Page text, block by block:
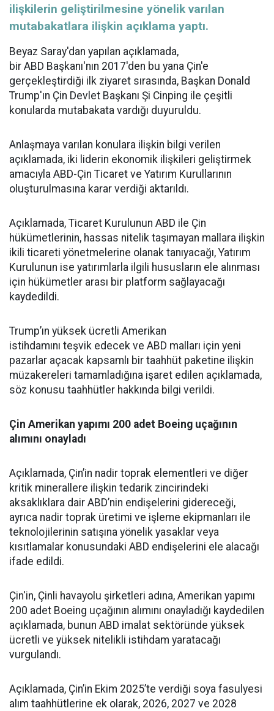
ilişkilerin geliştirilmesine yönelik varılan
mutabakatlara ilişkin açıklama yaptı.
Beyaz Saray'dan yapılan açıklamada,
bir ABD Başkanı'nın 2017'den bu yana Çin'e
gerçekleştirdiği ilk ziyaret sırasında, Başkan Donald
Trump'ın Çin Devlet Başkanı Şi Cinping ile çeşitli
konularda mutabakata vardığı duyuruldu.
Anlaşmaya varılan konulara ilişkin bilgi verilen
açıklamada, iki liderin ekonomik ilişkileri geliştirmek
amacıyla ABD-Çin Ticaret ve Yatırım Kurullarının
oluşturulmasına karar verdiği aktarıldı.
Açıklamada, Ticaret Kurulunun ABD ile Çin
hükümetlerinin, hassas nitelik taşımayan mallara ilişkin
ikili ticareti yönetmelerine olanak tanıyacağı, Yatırım
Kurulunun ise yatırımlarla ilgili hususların ele alınması
için hükümetler arası bir platform sağlayacağı
kaydedildi.
Trump’ın yüksek ücretli Amerikan
istihdamını teşvik edecek ve ABD malları için yeni
pazarlar açacak kapsamlı bir taahhüt paketine ilişkin
müzakereleri tamamladığına işaret edilen açıklamada,
söz konusu taahhütler hakkında bilgi verildi.
Çin Amerikan yapımı 200 adet Boeing uçağının
alımını onayladı
Açıklamada, Çin’in nadir toprak elementleri ve diğer
kritik minerallere ilişkin tedarik zincirindeki
aksaklıklara dair ABD’nin endişelerini gidereceği,
ayrıca nadir toprak üretimi ve işleme ekipmanları ile
teknolojilerinin satışına yönelik yasaklar veya
kısıtlamalar konusundaki ABD endişelerini ele alacağı
ifade edildi.
Çin'in, Çinli havayolu şirketleri adına, Amerikan yapımı
200 adet Boeing uçağının alımını onayladığı kaydedilen
açıklamada, bunun ABD imalat sektöründe yüksek
ücretli ve yüksek nitelikli istihdam yaratacağı
vurgulandı.
Açıklamada, Çin’in Ekim 2025’te verdiği soya fasulyesi
alım taahhütlerine ek olarak, 2026, 2027 ve 2028